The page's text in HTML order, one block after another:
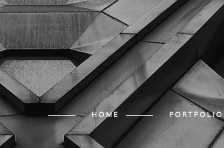
HOME PORTFOLIO